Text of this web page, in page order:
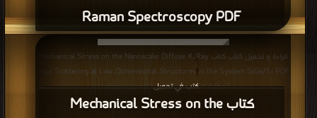
Raman Spectroscopy PDF
كتاب Mechanical Stress on the
قراءة و تحميل كتاب كتاب Mechanical Stress on the Nanoscale: Diffuse X‐Ray
| مكتبة >كتب في تحميل| التحميل : مرة/مرات